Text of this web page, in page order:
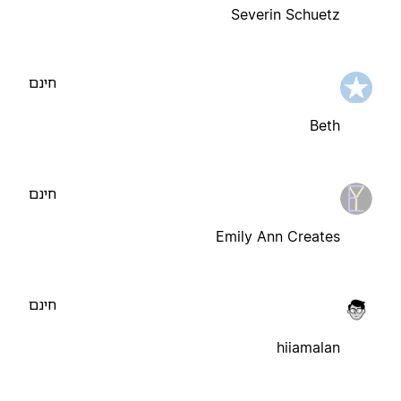
Severin Schuetz
Beth
חינם
Emily Ann Creates
חינם
hiiamalan
חינם